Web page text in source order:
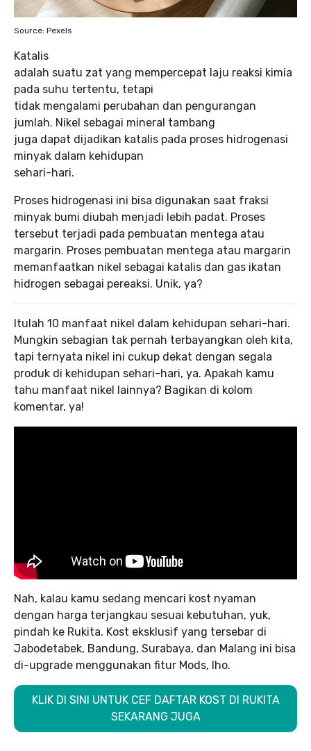
Source: Pexels
Katalis
adalah suatu zat yang mempercepat laju reaksi kimia
pada suhu tertentu, tetapi
tidak mengalami perubahan dan pengurangan
jumlah. Nikel sebagai mineral tambang
juga dapat dijadikan katalis pada proses hidrogenasi
minyak dalam kehidupan
sehari-hari.
Proses hidrogenasi ini bisa digunakan saat fraksi
minyak bumi diubah menjadi lebih padat. Proses
tersebut terjadi pada pembuatan mentega atau
margarin. Proses pembuatan mentega atau margarin
memanfaatkan nikel sebagai katalis dan gas ikatan
hidrogen sebagai pereaksi. Unik, ya?
Itulah 10 manfaat nikel dalam kehidupan sehari-hari.
Mungkin sebagian tak pernah terbayangkan oleh kita,
tapi ternyata nikel ini cukup dekat dengan segala
produk di kehidupan sehari-hari, ya. Apakah kamu
tahu manfaat nikel lainnya? Bagikan di kolom
komentar, ya!
Nah, kalau kamu sedang mencari kost nyaman
dengan harga terjangkau sesuai kebutuhan, yuk,
pindah ke Rukita. Kost eksklusif yang tersebar di
Jabodetabek, Bandung, Surabaya, dan Malang ini bisa
di-upgrade menggunakan fitur Mods, lho.
KLIK DI SINI UNTUK CEF DAFTAR KOST DI RUKITA
SEKARANG JUGA